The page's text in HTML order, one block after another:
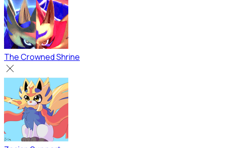
The Crowned Shrine